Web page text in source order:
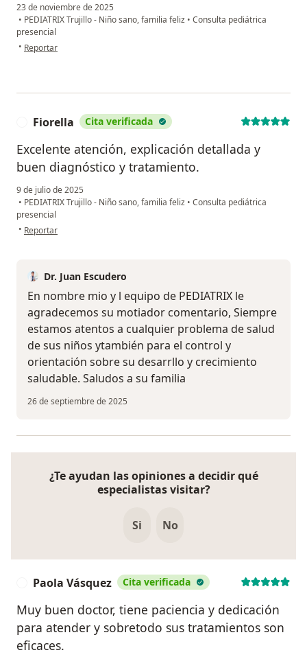
23 de noviembre de 2025
• PEDIATRIX Trujillo - Niño sano, familia feliz • Consulta pediátrica
presencial
• en opinión del usuario Nathaly A
Reportar
Fiorella Cita verificada
Excelente atención, explicación detallada y
buen diagnóstico y tratamiento.
9 de julio de 2025
• PEDIATRIX Trujillo - Niño sano, familia feliz • Consulta pediátrica
presencial
• en opinión del usuario Fiorella
Reportar
Dr. Juan Escudero
En nombre mio y l equipo de PEDIATRIX le
agradecemos su motiador comentario, Siempre
estamos atentos a cualquier problema de salud
de sus niños ytambién para el control y
orientación sobre su desarrllo y crecimiento
saludable. Saludos a su familia
26 de septiembre de 2025
¿Te ayudan las opiniones a decidir qué
especialistas visitar?
Si No
Paola Vásquez Cita verificada
Muy buen doctor, tiene paciencia y dedicación
para atender y sobretodo sus tratamientos son
eficaces.